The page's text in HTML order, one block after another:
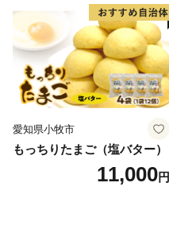
愛知県小牧市
もっちりたまご（塩バター）
11,000円